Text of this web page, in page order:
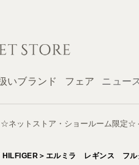
いブランド フェア ニュー
☆ネットストア・ショールーム限定
＞エルミラ レギンス フル